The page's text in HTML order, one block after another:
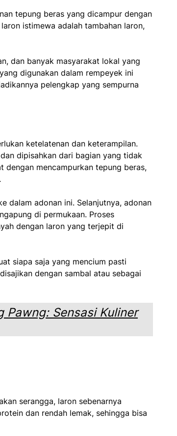
tepung beras yang dicampur dengan
istimewa adalah tambahan laron,
dan banyak masyarakat lokal yang
digunakan dalam rempeyek ini
pelengkap yang sempurna
ketelatenan dan keterampilan.
dipisahkan dari bagian yang tidak
dengan mencampurkan tepung beras,
dalam adonan ini. Selanjutnya, adonan
di permukaan. Proses
dengan laron yang terjepit di
siapa saja yang mencium pasti
dengan sambal atau sebagai
Pawng: Sensasi Kuliner
serangga, laron sebenarnya
dan rendah lemak, sehingga bisa